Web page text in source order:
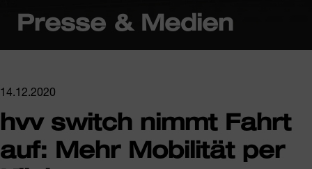
Presse & Medien
14.12.2020
hvv switch nimmt Fahrt
auf: Mehr Mobilität per